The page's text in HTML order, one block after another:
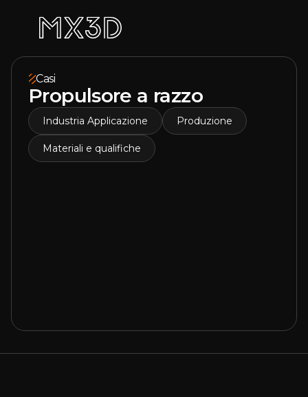
Casi
Propulsore a razzo
Industria Applicazione Produzione
Materiali e qualifiche